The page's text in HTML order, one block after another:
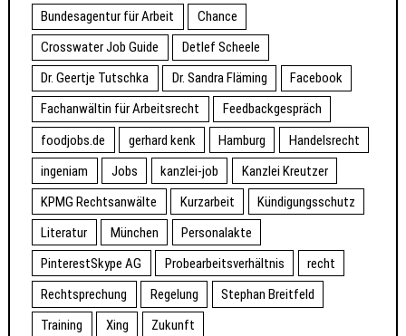
Bundesagentur für Arbeit
Chance
Crosswater Job Guide
Detlef Scheele
Dr. Geertje Tutschka
Dr. Sandra Fläming
Facebook
Fachanwältin für Arbeitsrecht
Feedbackgespräch
foodjobs.de
gerhard kenk Hamburg
Handelsrecht
ingeniam
Jobs kanzlei-job
Kanzlei Kreutzer
KPMG Rechtsanwälte
Kurzarbeit
Kündigungsschutz
Literatur
München
Personalakte
PinterestSkype AG
Probearbeitsverhältnis
recht
Rechtsprechung
Regelung
Stephan Breitfeld
Training
Xing Zukunft